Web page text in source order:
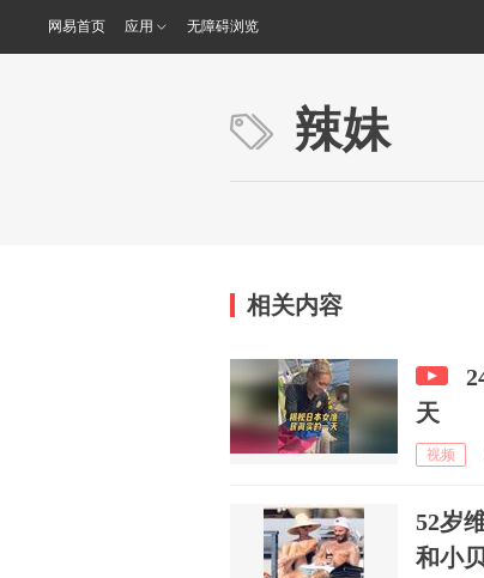
网易首页 应用 无障碍浏览
辣妹
相关内容
天
视频
52岁
和小